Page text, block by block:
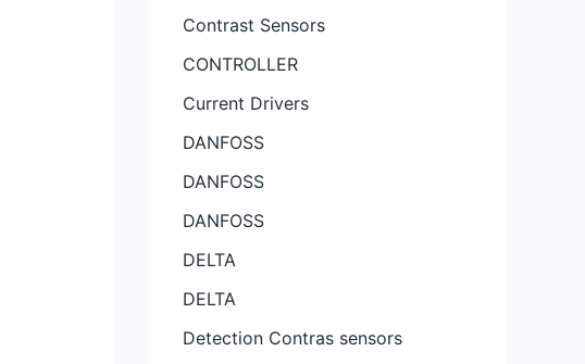
Contrast Sensors
CONTROLLER
Current Drivers
DANFOSS
DANFOSS
DANFOSS
DELTA
DELTA
Detection Contras sensors